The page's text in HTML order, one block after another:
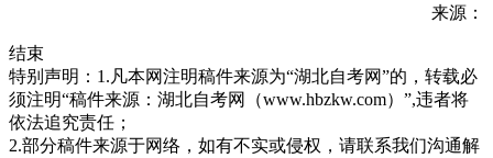
来源：
结束
特别声明：1.凡本网注明稿件来源为“湖北自考网”的，转载必
须注明“稿件来源：湖北自考网（www.hbzkw.com）”,违者将
依法追究责任；
2.部分稿件来源于网络，如有不实或侵权，请联系我们沟通解